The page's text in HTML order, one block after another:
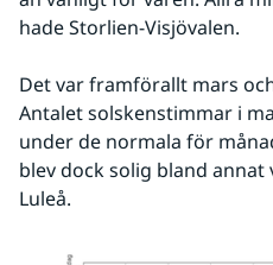
hade Storlien-Visjövalen.
Det var framförallt mars
Antalet solskenstimmar i
under de normala för
blev dock solig bland annat
Luleå.